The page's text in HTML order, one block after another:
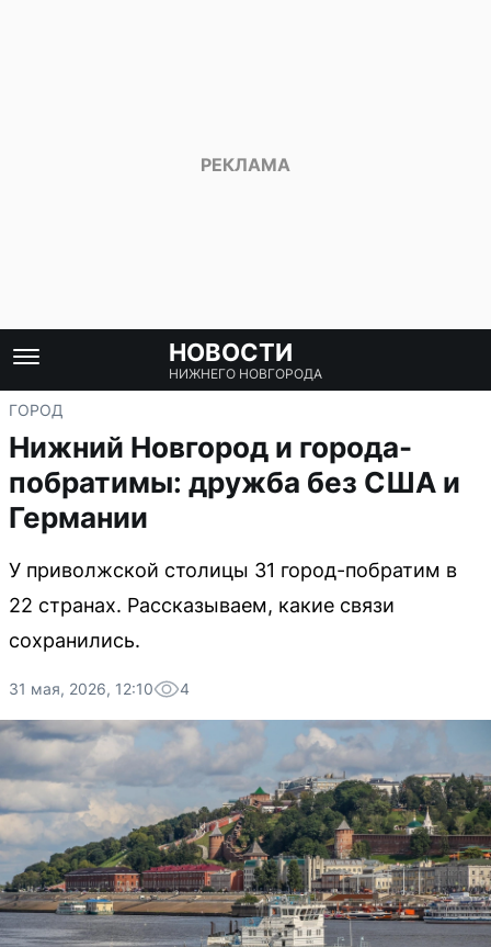
НОВОСТИ
НИЖНЕГО НОВГОРОДА
ГОРОД
Нижний Новгород и города-
побратимы: дружба без США и
Германии
У приволжской столицы 31 город-побратим в
22 странах. Рассказываем, какие связи
сохранились.
31 мая, 2026, 12:10 4